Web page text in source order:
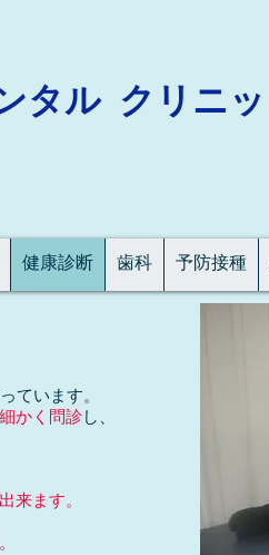
タル クリニッ
健康診断 歯科 予防接種
ています。
かく問診し、
来ます。